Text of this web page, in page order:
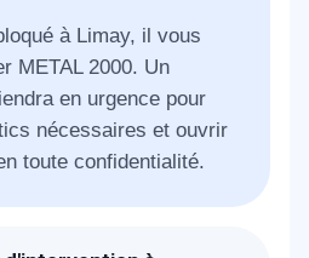
à Limay, il vous
METAL 2000. Un
en urgence pour
nécessaires et ouvrir
toute confidentialité.